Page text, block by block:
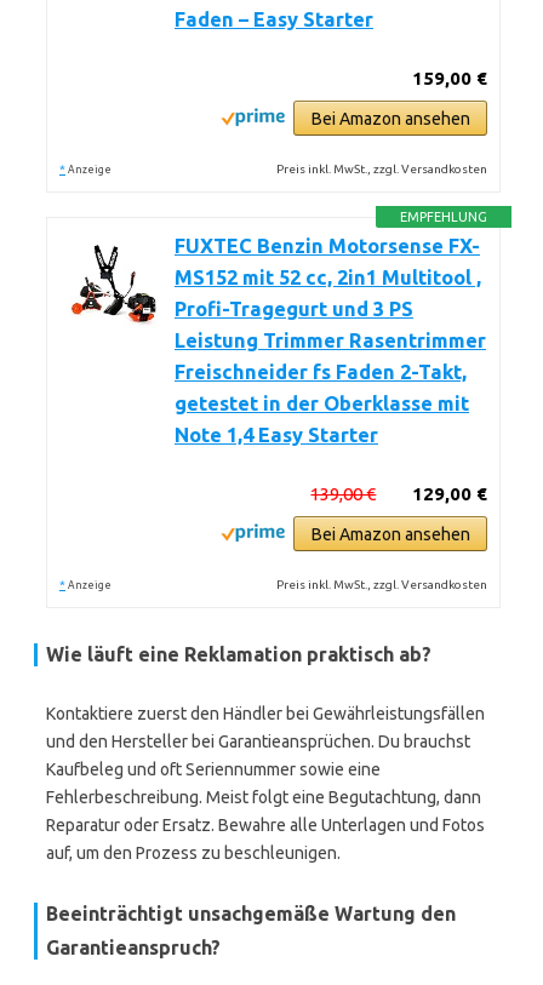
Faden – Easy Starter
159,00 €
Bei Amazon ansehen
* Anzeige Preis inkl. MwSt., zzgl. Versandkosten
EMPFEHLUNG
FUXTEC Benzin Motorsense FX-
MS152 mit 52 cc, 2in1 Multitool ,
Profi-Tragegurt und 3 PS
Leistung Trimmer Rasentrimmer
Freischneider fs Faden 2-Takt,
getestet in der Oberklasse mit
Note 1,4 Easy Starter
129,00 €
139,00 €
Bei Amazon ansehen
* Anzeige Preis inkl. MwSt., zzgl. Versandkosten
Wie läuft eine Reklamation praktisch ab?
Kontaktiere zuerst den Händler bei Gewährleistungsfällen
und den Hersteller bei Garantieansprüchen. Du brauchst
Kaufbeleg und oft Seriennummer sowie eine
Fehlerbeschreibung. Meist folgt eine Begutachtung, dann
Reparatur oder Ersatz. Bewahre alle Unterlagen und Fotos
auf, um den Prozess zu beschleunigen.
Beeinträchtigt unsachgemäße Wartung den
Garantieanspruch?